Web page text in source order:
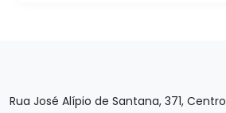
Rua José Alípio de Santana, 371, Centro